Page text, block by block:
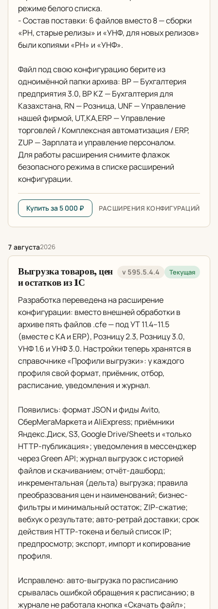
режиме белого списка.
- Состав поставки: 6 файлов вместо 8 — сборки
«РН, старые релизы» и «УНФ, для новых релизов»
были копиями «РН» и «УНФ».
Файл под свою конфигурацию берите из
одноимённой папки архива: BP — Бухгалтерия
предприятия 3.0, BP KZ — Бухгалтерия для
Казахстана, RN — Розница, UNF — Управление
нашей фирмой, UT,KA,ERP — Управление
торговлей / Комплексная автоматизация / ERP,
ZUP — Зарплата и управление персоналом.
Для работы расширения снимите флажок
безопасного режима в списке расширений
конфигурации.
Купить за 5 000 ₽ РАСШИРЕНИЯ КОНФИГУРАЦИЙ
7 августа2026
Выгрузка товаров, цен
и остатков из 1С
v 595.5.4.4 Текущая
Разработка переведена на расширение
конфигурации: вместо внешней обработки в
архиве пять файлов .cfe — под УТ 11.4–11.5
(вместе с КА и ERP), Розницу 2.3, Розницу 3.0,
УНФ 1.6 и УНФ 3.0. Настройки теперь хранятся в
справочнике «Профили выгрузки»: у каждого
профиля свой формат, приёмник, отбор,
расписание, уведомления и журнал.
Появились: формат JSON и фиды Avito,
СберМегаМаркета и AliExpress; приёмники
Яндекс.Диск, S3, Google Drive/Sheets и «только
HTTP-публикация»; уведомления в мессенджер
через Green API; журнал выгрузок с историей
файлов и скачиванием; отчёт-дашборд;
инкрементальная (дельта) выгрузка; правила
преобразования цен и наименований; бизнес-
фильтры и минимальный остаток; ZIP-сжатие;
вебхук о результате; авто-ретрай доставки; срок
действия HTTP-токена и белый список IP;
предпросмотр; экспорт, импорт и копирование
профиля.
Исправлено: авто-выгрузка по расписанию
срывалась ошибкой обращения к расписанию; в
журнале не работала кнопка «Скачать файл»;